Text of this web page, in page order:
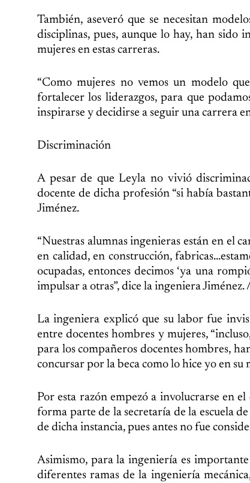
También, aseveró que se necesitan
disciplinas, pues, aunque lo hay, han sido
mujeres en estas carreras.
“Como mujeres no vemos un modelo
fortalecer los liderazgos, para que
inspirarse y decidirse a seguir una carrera
Discriminación
A pesar de que Leyla no vivió
docente de dicha profesión “si había
Jiménez.
“Nuestras alumnas ingenieras están en el
en calidad, en construcción,
ocupadas, entonces decimos ‘ya una
impulsar a otras”, dice la ingeniera
La ingeniera explicó que su labor fue
entre docentes hombres y mujeres,
para los compañeros docentes hombres,
concursar por la beca como lo hice yo en
Por esta razón empezó a involucrarse en
forma parte de la secretaría de la escuela
de dicha instancia, pues antes no fue
Asimismo, para la ingeniería es importante
diferentes ramas de la ingeniería